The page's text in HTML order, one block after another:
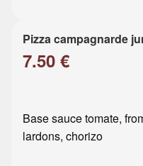
Pizza campagnarde
7.50 €
Base sauce tomate,
lardons, chorizo